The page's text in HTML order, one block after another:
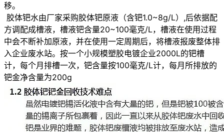
移。
胶体钯水由厂家采购胶体钯原液（含钯1.0~8g/L）,后依据配
方调配成槽液，槽液钯含量20~100毫克/L，槽液在使用过程
中会不断补加原液，并在使用一定周期后，将槽液报废整体排
入企业废水站。按一个小规模塑胶电镀企业2000L的钯槽
计，每个月排槽一次，钯含量按100毫克/L计，每月所排放的
钯金净含量为200g